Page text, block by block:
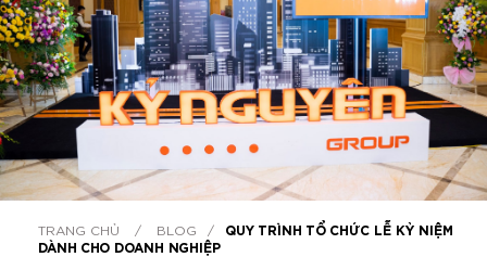
TRANG CHỦ / BLOG /
QUY TRÌNH TỔ CHỨC LỄ KỶ NIỆM
DÀNH CHO DOANH NGHIỆP